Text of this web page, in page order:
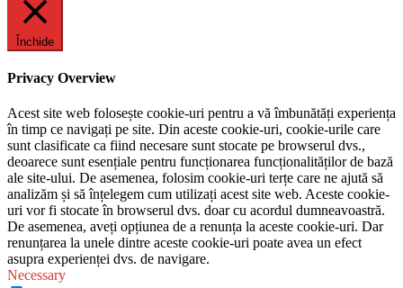
Închide
Privacy Overview
Acest site web folosește cookie-uri pentru a vă îmbunătăți experiența
în timp ce navigați pe site. Din aceste cookie-uri, cookie-urile care
sunt clasificate ca fiind necesare sunt stocate pe browserul dvs.,
deoarece sunt esențiale pentru funcționarea funcționalităților de bază
ale site-ului. De asemenea, folosim cookie-uri terțe care ne ajută să
analizăm și să înțelegem cum utilizați acest site web. Aceste cookie-
uri vor fi stocate în browserul dvs. doar cu acordul dumneavoastră.
De asemenea, aveți opțiunea de a renunța la aceste cookie-uri. Dar
renunțarea la unele dintre aceste cookie-uri poate avea un efect
asupra experienței dvs. de navigare.
Necessary